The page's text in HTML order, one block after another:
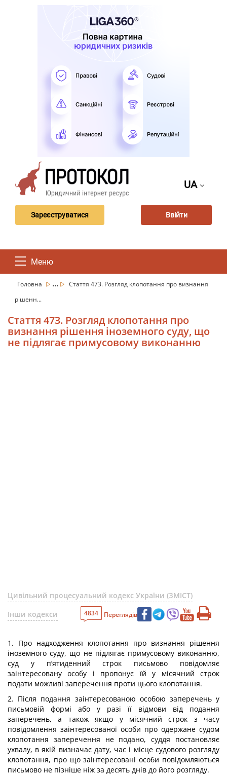
UA
Зареєструватися Ввійти
Меню
Головна ...
Стаття 473. Розгляд клопотання про визнання
рішенн...
Стаття 473. Розгляд клопотання про
визнання рішення іноземного суду, що
не підлягає примусовому виконанню
Цивільний процесуальний кодекс України (ЗМІСТ)
Інши кодекси
4834 Переглядів
1. Про надходження клопотання про визнання рішення
іноземного суду, що не підлягає примусовому виконанню,
суд у п’ятиденний строк письмово повідомляє
заінтересовану особу і пропонує їй у місячний строк
подати можливі заперечення проти цього клопотання.
2. Після подання заінтересованою особою заперечень у
письмовій формі або у разі її відмови від подання
заперечень, а також якщо у місячний строк з часу
повідомлення заінтересованої особи про одержане судом
клопотання заперечення не подано, суддя постановляє
ухвалу, в якій визначає дату, час і місце судового розгляду
клопотання, про що заінтересовані особи повідомляються
письмово не пізніше ніж за десять днів до його розгляду.